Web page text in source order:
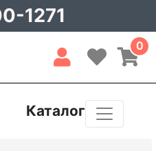
1271
0
Каталог